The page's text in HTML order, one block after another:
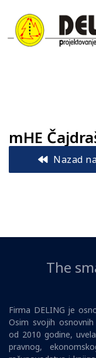
mHE
Nazad
The
Firma DELING je
Osim svojih
od 2010 godine,
pravnog,